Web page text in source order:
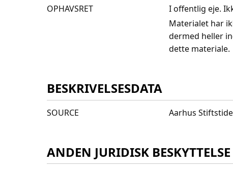
OPHAVSRET
I offentlig eje.
Materialet har
dermed heller
dette materiale.
BESKRIVELSESDATA
SOURCE Aarhus
ANDEN JURIDISK BESKYTTELSE